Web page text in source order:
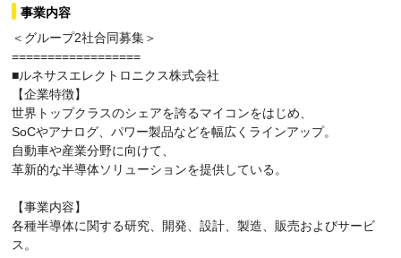
事業内容
＜グループ2社合同募集＞
==================
■ルネサスエレクトロニクス株式会社
【企業特徴】
世界トップクラスのシェアを誇るマイコンをはじめ、
SoCやアナログ、パワー製品などを幅広くラインアップ。
自動車や産業分野に向けて、
革新的な半導体ソリューションを提供している。
【事業内容】
各種半導体に関する研究、開発、設計、製造、販売およびサービ
ス。